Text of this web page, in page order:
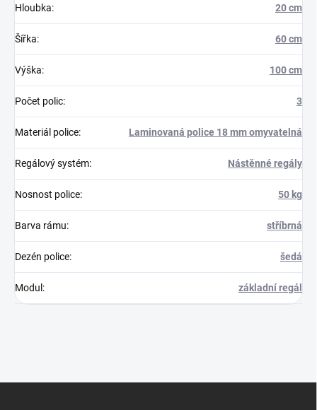
Hloubka: 20 cm
Šířka: 60 cm
Výška: 100 cm
Počet polic: 3
Materiál police: Laminovaná police 18 mm omyvatelná
Regálový systém: Nástěnné regály
Nosnost police: 50 kg
Barva rámu: stříbrná
Dezén police: šedá
Modul : základní regál